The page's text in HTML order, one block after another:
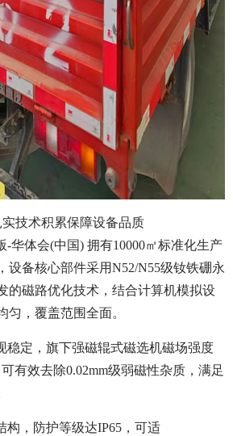
技术积累保障设备品质
-华体会(中国) 拥有10000㎡标准化生产
设备核心部件采用N52/N55级钕铁硼永
的磁路优化技术，结合计算机模拟设
匀，覆盖范围全面。
稳定，旗下强磁辊式磁选机磁场强度
可有效去除0.02mm级弱磁性杂质，满足
构，防护等级达IP65，可适